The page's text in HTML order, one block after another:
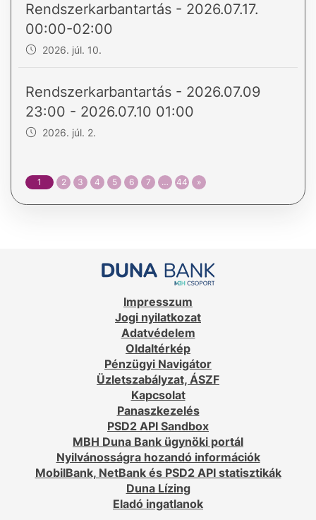
Rendszerkarbantartás - 2026.07.17.
00:00-02:00
2026. júl. 10.
Rendszerkarbantartás - 2026.07.09
23:00 - 2026.07.10 01:00
2026. júl. 2.
1 2 3 4 5 6 7 … 44 »
Impresszum
Jogi nyilatkozat
Adatvédelem
Oldaltérkép
Pénzügyi Navigátor
Üzletszabályzat, ÁSZF
Kapcsolat
Panaszkezelés
PSD2 API Sandbox
MBH Duna Bank ügynöki portál
Nyilvánosságra hozandó információk
MobilBank, NetBank és PSD2 API statisztikák
Duna Lízing
Eladó ingatlanok